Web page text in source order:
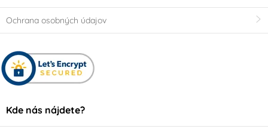
Ochrana osobných údajov
Kde nás nájdete?